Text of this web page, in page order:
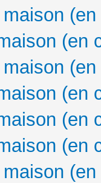
(en
(en
(en
(en